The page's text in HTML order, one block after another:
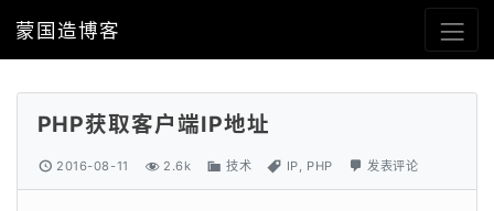
蒙国造博客
PHP获取客户端IP地址
2016-08-11 2.6k 技术 IP, PHP 发表评论